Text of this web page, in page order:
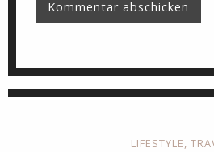
LIFESTYLE,